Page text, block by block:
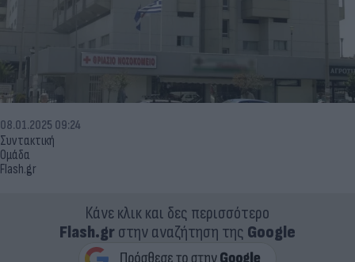
Συντακτική
Ομάδα
Flash.gr
08.01.2025 09:24
Κάνε κλικ και δες περισσότερο
Flash.grστην αναζήτηση της Google